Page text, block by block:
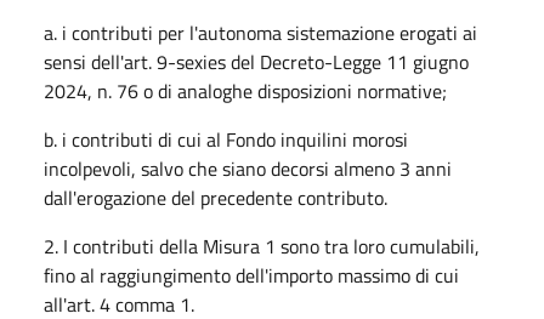
a. i contributi per l'autonoma sistemazione erogati ai
sensi dell'art. 9-sexies del Decreto-Legge 11 giugno
2024, n. 76 o di analoghe disposizioni normative;
b. i contributi di cui al Fondo inquilini morosi
incolpevoli, salvo che siano decorsi almeno 3 anni
dall'erogazione del precedente contributo.
2. I contributi della Misura 1 sono tra loro cumulabili,
fino al raggiungimento dell'importo massimo di cui
all'art. 4 comma 1.